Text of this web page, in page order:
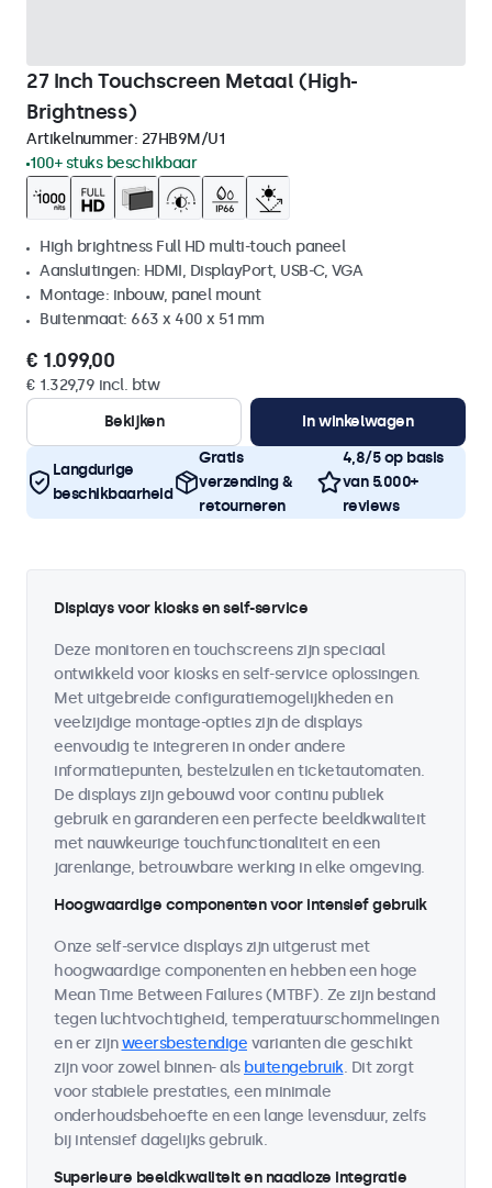
27 Inch Touchscreen Metaal (High-
Brightness)
Artikelnummer: 27HB9M/U1
100+ stuks beschikbaar
High brightness Full HD multi-touch paneel
Aansluitingen: HDMI, DisplayPort, USB-C, VGA
Montage: inbouw, panel mount
Buitenmaat: 663 x 400 x 51 mm
€ 1.099,00
€ 1.329,79 incl. btw
Bekijken
In winkelwagen
Langdurige
beschikbaarheid
Gratis
verzending &
retourneren
4,8/5 op basis
van 5.000+
reviews
Displays voor kiosks en self-service
Deze monitoren en touchscreens zijn speciaal
ontwikkeld voor kiosks en self-service oplossingen.
Met uitgebreide configuratiemogelijkheden en
veelzijdige montage-opties zijn de displays
eenvoudig te integreren in onder andere
informatiepunten, bestelzuilen en ticketautomaten.
De displays zijn gebouwd voor continu publiek
gebruik en garanderen een perfecte beeldkwaliteit
met nauwkeurige touchfunctionaliteit en een
jarenlange, betrouwbare werking in elke omgeving.
Hoogwaardige componenten voor intensief gebruik
Onze self-service displays zijn uitgerust met
hoogwaardige componenten en hebben een hoge
Mean Time Between Failures (MTBF). Ze zijn bestand
tegen luchtvochtigheid, temperatuurschommelingen
en er zijnweersbestendige varianten die geschikt
zijn voor zowel binnen- als buitengebruik. Dit zorgt
voor stabiele prestaties, een minimale
onderhoudsbehoefte en een lange levensduur, zelfs
bij intensief dagelijks gebruik.
Superieure beeldkwaliteit en naadloze integratie